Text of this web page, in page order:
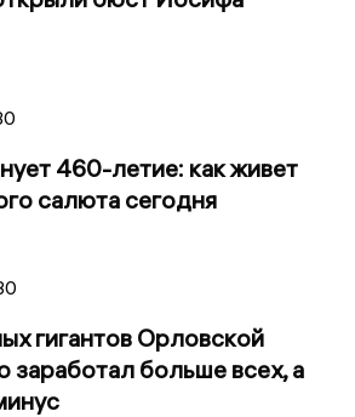
460-летие: как живет
салюта сегодня
гигантов Орловской
заработал больше всех, а